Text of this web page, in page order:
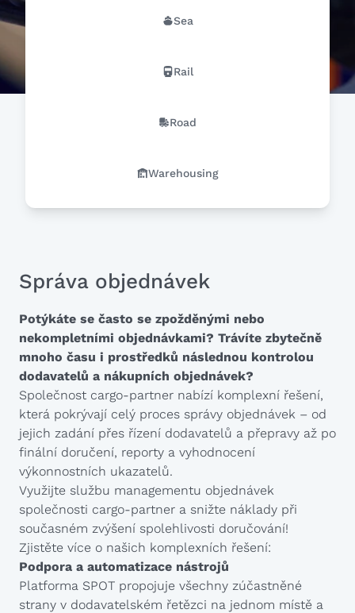
Sea
Rail
Road
Warehousing
Správa objednávek
Potýkáte se často se zpožděnými nebo
nekompletními objednávkami? Trávíte zbytečně
mnoho času i prostředků následnou kontrolou
dodavatelů a nákupních objednávek?
Společnost cargo-partner nabízí komplexní řešení,
která pokrývají celý proces správy objednávek – od
jejich zadání přes řízení dodavatelů a přepravy až po
finální doručení, reporty a vyhodnocení
výkonnostních ukazatelů.
Využijte službu managementu objednávek
společnosti cargo-partner a snižte náklady při
současném zvýšení spolehlivosti doručování!
Zjistěte více o našich komplexních řešení:
Podpora a automatizace nástrojů
Platforma SPOT propojuje všechny zúčastněné
strany v dodavatelském řetězci na jednom místě a